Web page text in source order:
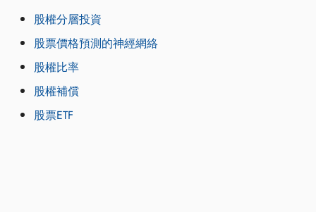
股權分層投資
股票價格預測的神經網絡
股權比率
股權補償
股票ETF